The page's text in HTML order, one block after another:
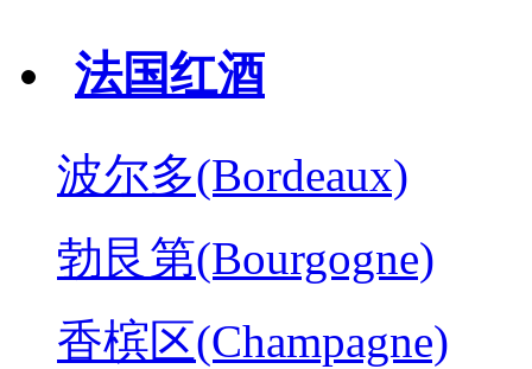
法国红酒
波尔多(Bordeaux)
勃艮第(Bourgogne)
香槟区(Champagne)